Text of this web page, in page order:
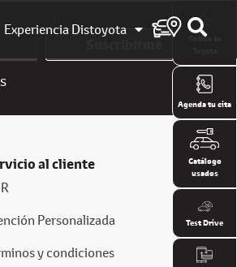
Experiencia Distoyota
Suscribirme
al cliente
Personalizada
y condiciones
Cotiza tu
Agenda tu cita
Catálogo
usados
Test Drive